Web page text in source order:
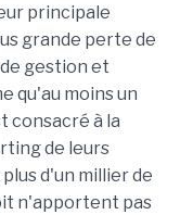
principale
grande perte de
gestion et
qu'au moins un
consacré à la
de leurs
d'un millier de
n'apportent pas